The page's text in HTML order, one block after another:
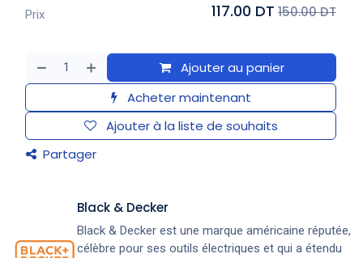
Ajouter au panier
Acheter maintenant
Ajouter à la liste de souhaits
Partager
Prix 117.00 DT 150.00 DT
Black & Decker
Black & Decker est une marque américaine réputée,
célèbre pour ses outils électriques et qui a étendu